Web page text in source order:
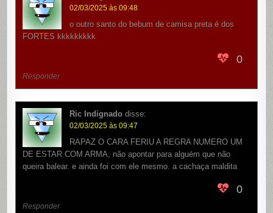
02/03/2025 às 09:48
o outro santo do bebum de camisa preta é dos
FORTES kkkkkkkkk
0
Responder
Ric Indignado disse:
02/03/2025 às 09:47
RAPAZ O CARA FERIU A REGRA NUMERO UM
DE ESTAR COM ARMA, não apontar para alguém que não
queira balear. e ainda foi com ele mesmo. a cachaça maldita
0
Responder